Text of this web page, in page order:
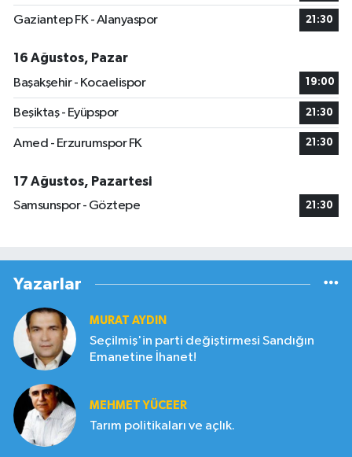
Gaziantep FK - Alanyaspor 21:30
16 Ağustos, Pazar
Başakşehir - Kocaelispor
19:00
Beşiktaş - Eyüpspor 21:30
Amed - Erzurumspor FK 21:30
17 Ağustos, Pazartesi
Samsunspor - Göztepe
21:30
Yazarlar
MURAT AYDIN
Seçilmiş'in parti değiştirmesi Sandığın
Emanetine İhanet!
MEHMET YÜCEER
Tarım politikaları ve açlık.